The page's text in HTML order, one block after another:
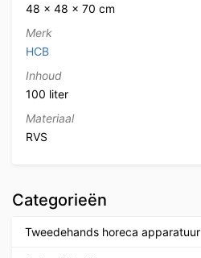
48 × 48 × 70 cm
Merk
HCB
Inhoud
100 liter
Materiaal
RVS
Categorieën
Tweedehands horeca apparatuur